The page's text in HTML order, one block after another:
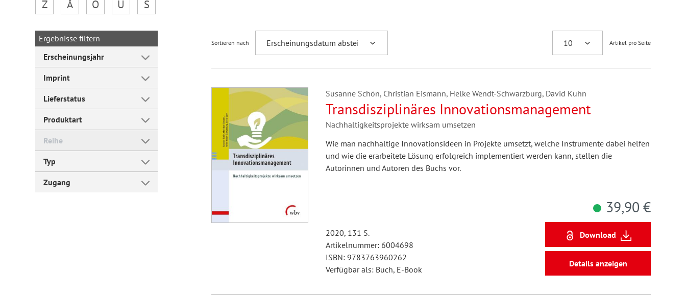
Forum Arbeitslehre
Z
Å Ö Ü Š
Ergebnisse filtern
Erscheinungsjahr
Imprint
Lieferstatus
Produktart
Reihe
Typ
Zugang
Sortieren nach Artikel pro Seite
Susanne Schön, Christian Eismann, Helke Wendt-Schwarzburg, David Kuhn
Transdisziplinäres Innovationsmanagement
Nachhaltigkeitsprojekte wirksam umsetzen
Wie man nachhaltige Innovationsideen in Projekte umsetzt, welche Instrumente dabei helfen
und wie die erarbeitete Lösung erfolgreich implementiert werden kann, stellen die
Autorinnen und Autoren des Buchs vor.
2020, 131 S.
Artikelnummer: 6004698
ISBN: 9783763960262
Verfügbar als: Buch, E-Book
39,90 €
Download
Details anzeigen